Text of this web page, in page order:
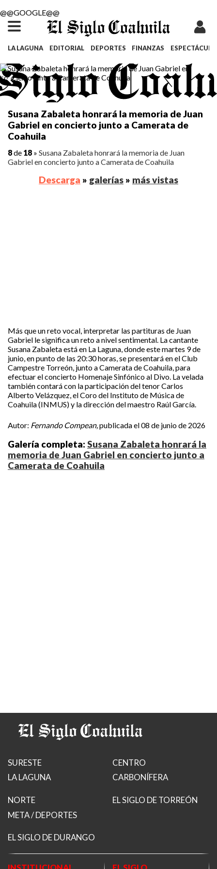
@@GOOGLE@@
LA LAGUNA EDITORIAL DEPORTES FINANZAS
Susana Zabaleta honrará la memoria de Juan
Gabriel en concierto junto a Camerata de
Coahuila
8de 18 » Susana Zabaleta honrará la memoria de Juan
Gabriel en concierto junto a Camerata de Coahuila
Descarga » galerías » más vistas
Más que un reto vocal, interpretar las partituras de Juan
Gabriel le significa un reto a nivel sentimental. La cantante
Susana Zabaleta está en La Laguna, donde este martes 9 de
junio, en punto de las 20:30 horas, se presentará en el Club
Campestre Torreón, junto a Camerata de Coahuila, para
efectuar el concierto Homenaje Sinfónico al Divo. La velada
también contará con la participación del tenor Carlos
Alberto Velázquez, el Coro del Instituto de Música de
Coahuila (INMUS) y la dirección del maestro Raúl García.
Autor: Fernando Compean,publicada el 08 de junio de 2026
Galería completa: Susana Zabaleta honrará la
memoria de Juan Gabriel en concierto junto a
Camerata de Coahuila
SURESTE
LA LAGUNA
CENTRO
CARBONÍFERA
NORTE
META / DEPORTES
EL SIGLO DE TORREÓN
EL SIGLO DE DURANGO